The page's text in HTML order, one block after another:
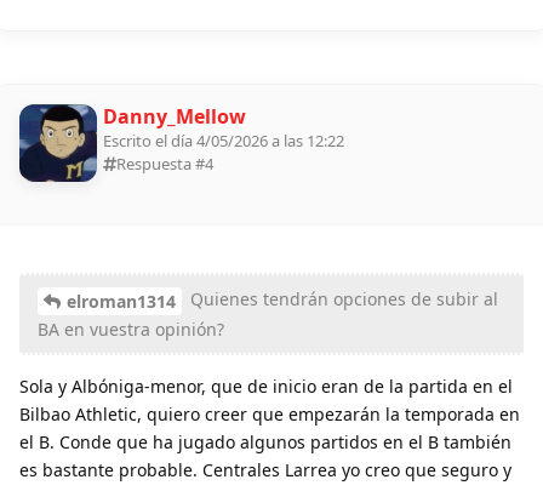
Danny_Mellow
Escrito el día 4/05/2026 a las 12:22
Respuesta #4
elroman1314
Quienes tendrán opciones de subir al
BA en vuestra opinión?
Sola y Albóniga-menor, que de inicio eran de la partida en el
Bilbao Athletic, quiero creer que empezarán la temporada en
el B. Conde que ha jugado algunos partidos en el B también
es bastante probable. Centrales Larrea yo creo que seguro y